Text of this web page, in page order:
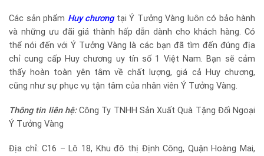
Các sản phẩm Huy chươngtại Ý Tưởng Vàng luôn có bảo hành
và những ưu đãi giá thành hấp dẫn dành cho khách hàng. Có
thể nói đến với Ý Tưởng Vàng là các bạn đã tìm đến đúng địa
chỉ cung cấp Huy chương uy tín số 1 Việt Nam. Bạn sẽ cảm
thấy hoàn toàn yên tâm về chất lượng, giá cả Huy chương,
cũng như sự phục vụ tận tâm của nhân viên Ý Tưởng Vàng.
Thông tin liên hệ:Công Ty TNHH Sản Xuất Quà Tặng Đối Ngoại
Ý Tưởng Vàng
Địa chỉ: C16 – Lô 18, Khu đô thị Định Công, Quận Hoàng Mai,